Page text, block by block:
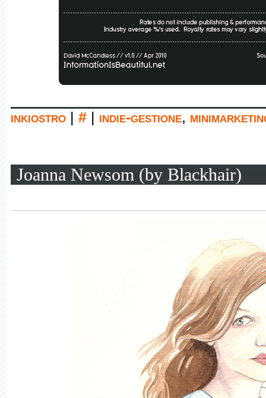
inkiostro | # | indie-gestione,
Joanna Newsom (by Blackhair)